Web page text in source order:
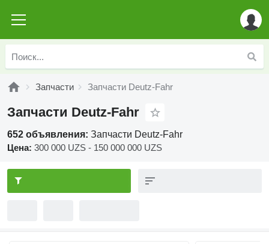
Запчасти Запчасти Deutz-Fahr
Запчасти Deutz-Fahr
652 объявления: Запчасти Deutz-Fahr
Цена: 300 000 UZS - 150 000 000 UZS